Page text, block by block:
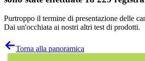
Purtroppo il termine di presentazione delle
Dai un'occhiata ai nostri altri test di prodotti.
Torna alla panoramica